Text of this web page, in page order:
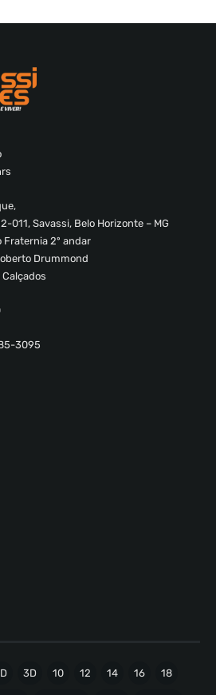
011, Savassi, Belo Horizonte – MG
Fraternia 2º andar
Drummond
Calçados
3095
3D 10 12 14 16 18